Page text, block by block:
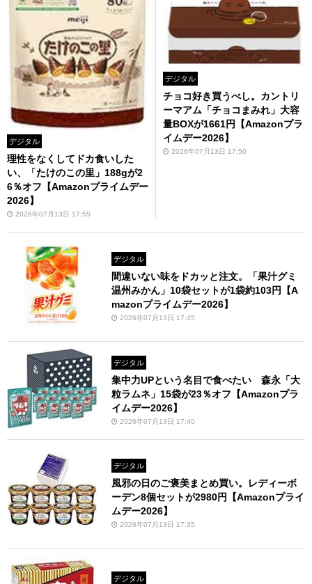
デジタル
理性をなくしてドカ食いした
い、「たけのこの里」188gが2
6％オフ【Amazonプライムデー
2026】
2026年07月13日 17:55
デジタル
チョコ好き買うべし。カントリ
ーマアム「チョコまみれ」大容
量BOXが1661円【Amazonプラ
イムデー2026】
2026年07月13日 17:50
デジタル
間違いない味をドカッと注文。「果汁グミ
温州みかん」10袋セットが1袋約103円【A
mazonプライムデー2026】
2026年07月13日 17:45
デジタル
集中力UPという名目で食べたい 森永「大
粒ラムネ」15袋が23％オフ【Amazonプラ
イムデー2026】
2026年07月13日 17:40
デジタル
風邪の日のご褒美まとめ買い。レディーボ
ーデン8個セットが2980円【Amazonプライ
ムデー2026】
2026年07月13日 17:35
デジタル